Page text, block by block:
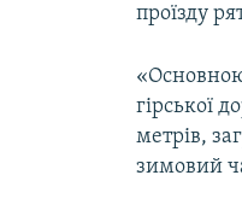
проїзду
гірської
метрів,
зимовий